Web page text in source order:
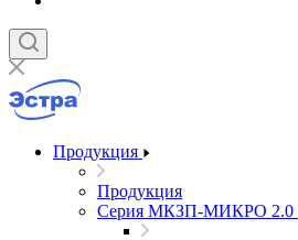
Продукция
Продукция
Серия МКЗП-МИКРО 2.0